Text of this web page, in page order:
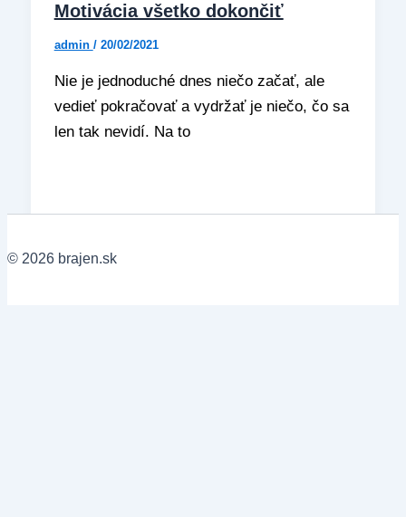
Motivácia všetko dokončiť
admin / 20/02/2021
Nie je jednoduché dnes niečo začať, ale
vedieť pokračovať a vydržať je niečo, čo sa
len tak nevidí. Na to
© 2026 brajen.sk